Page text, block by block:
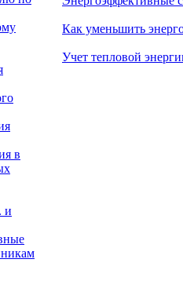
в
и
Как уменьшить
Учет тепловой